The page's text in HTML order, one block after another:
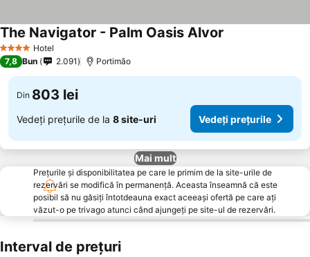
4 Stele Hotel
The Navigator - Palm Oasis Alvor
7,8 Bun 2.091 Portimão
Din 803 lei
Vedeți prețurile de la 8 site-uri Vedeți prețurile
Mai mult
Prețurile și disponibilitatea pe care le primim de la site-urile de
rezervări se modifică în permanență. Aceasta înseamnă că este
posibil să nu găsiți întotdeauna exact aceeași ofertă pe care ați
văzut-o pe trivago atunci când ajungeți pe site-ul de rezervări.
Interval de prețuri